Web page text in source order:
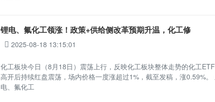
锂电、氟化工领涨！政策+供给侧改革预期升温，化工修
2025-08-18 13:15:01
化工板块今日（8月18日）震荡上行，反映化工板块整体走势的化工
高开后持续红盘震荡，场内价格一度涨超过1%，截至发稿，涨0.59%。
电、氟化工